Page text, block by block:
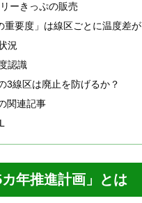
ーきっぷの販売
重要度」は線区ごとに温度差が
況
認識
3線区は廃止を防げるか？
関連記事
年推進計画」とは